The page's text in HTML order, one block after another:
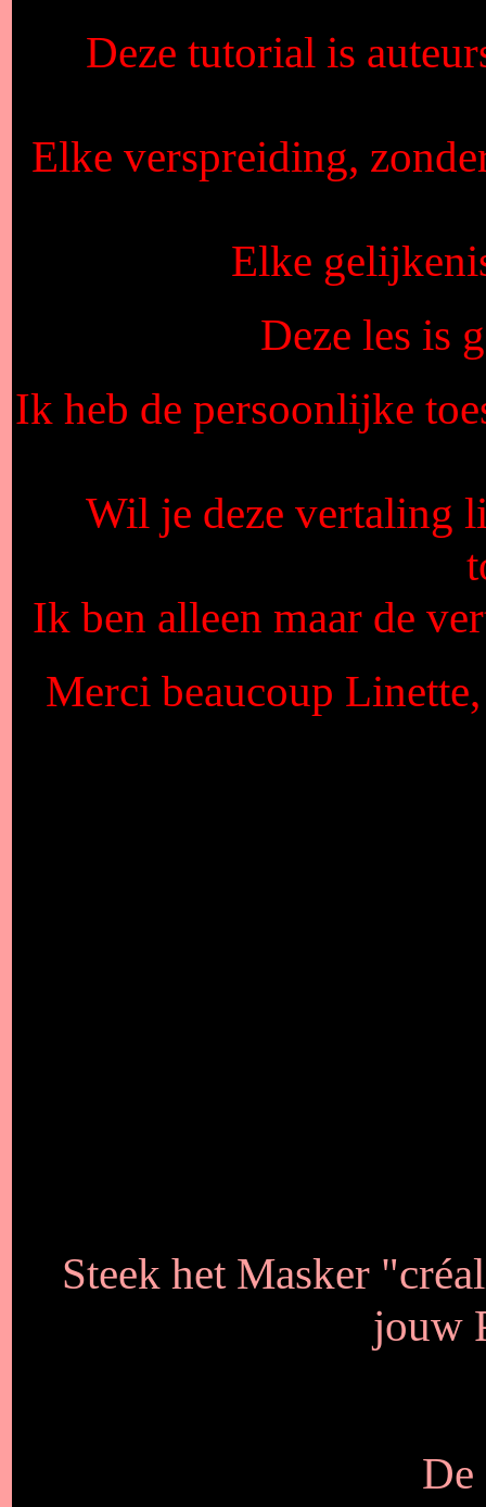
Deze tutorial is
Elke verspreiding,
Elke
Deze les is
Ik heb de persoonlijke
Wil je deze vertaling
Ik ben alleen maar de
Merci beaucoup
Steek het Masker
jouw
De